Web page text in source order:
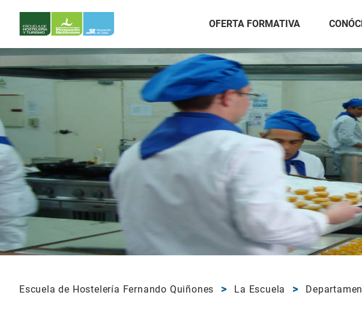
OFERTA FORMATIVA
Escuela de Hostelería Fernando Quiñones La Escuela